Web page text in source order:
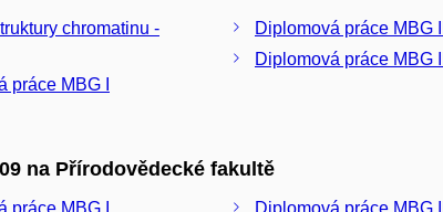
chromatinu -
práce MBG I
Diplomová práce MBG II
Diplomová práce MBG III
na Přírodovědecké fakultě
práce MBG I Diplomová práce MBG III